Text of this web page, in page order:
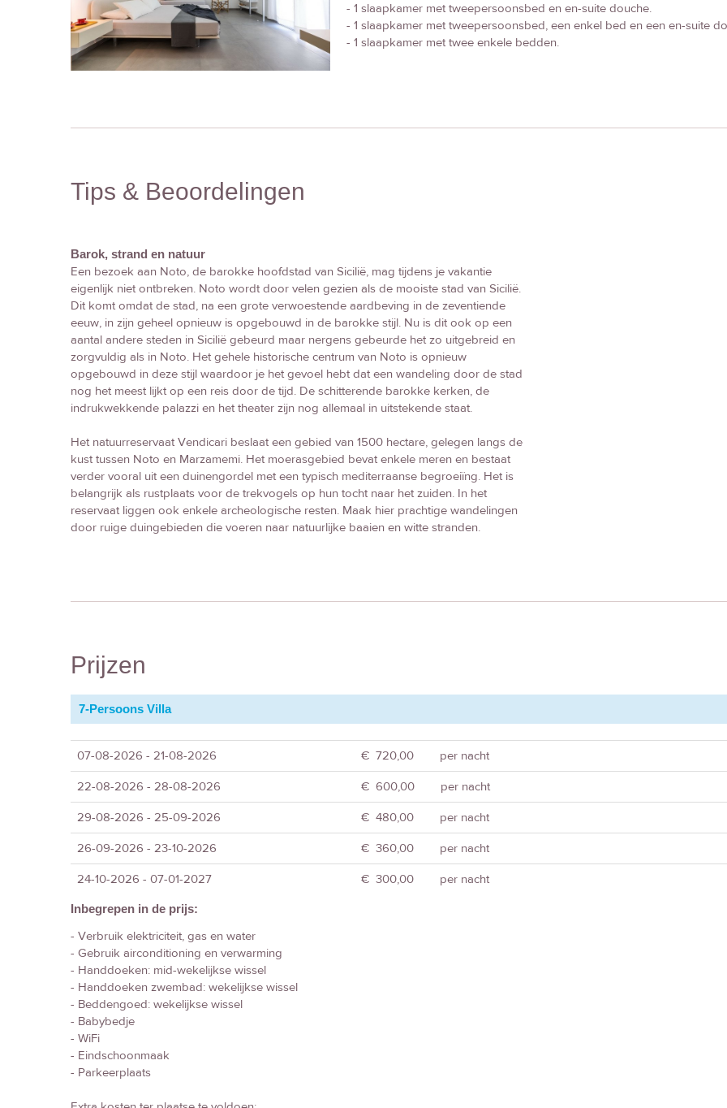
- 1 slaapkamer met tweepersoonsbed en en-suite douche.
- 1 slaapkamer met tweepersoonsbed, een enkel bed en een en-suite
- 1 slaapkamer met twee enkele bedden.
Tips & Beoordelingen
Barok, strand en natuur
Een bezoek aan Noto, de barokke hoofdstad van Sicilië, mag tijdens je vakantie
eigenlijk niet ontbreken. Noto wordt door velen gezien als de mooiste stad van Sicilië.
Dit komt omdat de stad, na een grote verwoestende aardbeving in de zeventiende
eeuw, in zijn geheel opnieuw is opgebouwd in de barokke stijl. Nu is dit ook op een
aantal andere steden in Sicilië gebeurd maar nergens gebeurde het zo uitgebreid en
zorgvuldig als in Noto. Het gehele historische centrum van Noto is opnieuw
opgebouwd in deze stijl waardoor je het gevoel hebt dat een wandeling door de stad
nog het meest lijkt op een reis door de tijd. De schitterende barokke kerken, de
indrukwekkende palazzi en het theater zijn nog allemaal in uitstekende staat.
Het natuurreservaat Vendicari beslaat een gebied van 1500 hectare, gelegen langs de
kust tussen Noto en Marzamemi. Het moerasgebied bevat enkele meren en bestaat
verder vooral uit een duinengordel met een typisch mediterraanse begroeiïng. Het is
belangrijk als rustplaats voor de trekvogels op hun tocht naar het zuiden. In het
reservaat liggen ook enkele archeologische resten. Maak hier prachtige wandelingen
door ruige duingebieden die voeren naar natuurlijke baaien en witte stranden.
Prijzen
7-Persoons Villa
07-08-2026 - 21-08-2026 € 720,00
per nacht
22-08-2026 - 28-08-2026
€ 600,00
per nacht
29-08-2026 - 25-09-2026
€ 480,00
per nacht
26-09-2026 - 23-10-2026
€ 360,00
per nacht
24-10-2026 - 07-01-2027
€ 300,00 per nacht
Inbegrepen in de prijs:
- Verbruik elektriciteit, gas en water
- Gebruik airconditioning en verwarming
- Handdoeken: mid-wekelijkse wissel
- Handdoeken zwembad: wekelijkse wissel
- Beddengoed: wekelijkse wissel
- Babybedje
- WiFi
- Eindschoonmaak
- Parkeerplaats